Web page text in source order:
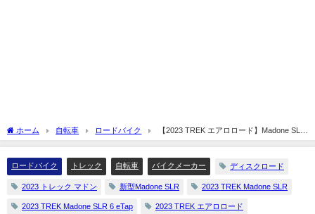
ホーム 自転車 ロードバイク
【2023 TREK エアロロード】Madone SLR
6 eTap Gen 7を解説してみます☆
ロードバイク トレック 自転車 バイクメーカー ディスクロード
2023 トレック マドン 新型Madone SLR 2023 TREK Madone SLR
2023 TREK Madone SLR 6 eTap 2023 TREK エアロロード